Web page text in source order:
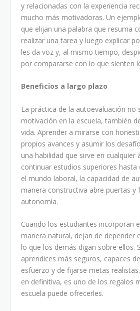
y relacionadas con la experiencia
mucho más motivadoras. Un
que elijan una palabra que resuma
realizar una tarea y luego explicar
les da voz y, al mismo tiempo,
por compararse con lo que sienten
Beneficios a largo plazo
La práctica de la autoevaluación no
motivación en la escuela, también
vida. Aprender a mirarse con
propios avances y asumir los
una habilidad que sirve en cualquier
continuar estudios superiores hasta
el mundo laboral, la capacidad de
manera constructiva abre puertas y
autonomía.
Cuando los estudiantes incorporan
manera natural, dejan de depender
lo que los demás digan sobre ellos.
aprendices más seguros, capaces
esfuerzo y de fijarse metas
en definitiva, es uno de los regalos
escuela puede ofrecerles.